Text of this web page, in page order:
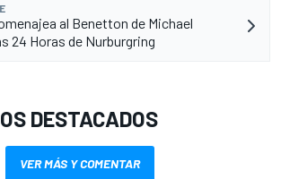
al Benetton de Michael
24 Horas de Nurburgring
DESTACADOS
VER MÁS Y COMENTAR